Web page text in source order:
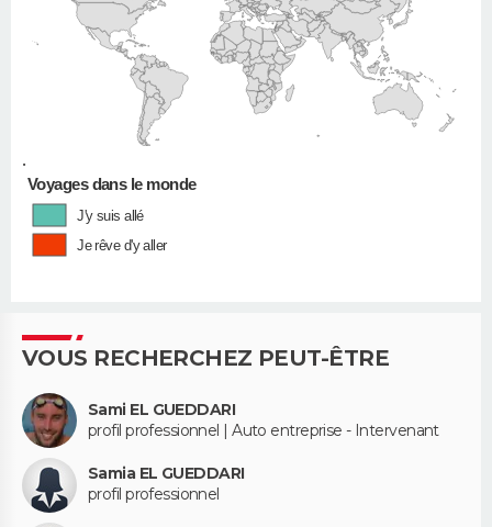
•
Voyages dans le monde
J'y suis allé
Je rêve d'y aller
VOUS RECHERCHEZ PEUT-ÊTRE
Sami EL GUEDDARI
profil professionnel | Auto entreprise - Intervenant
Samia EL GUEDDARI
profil professionnel